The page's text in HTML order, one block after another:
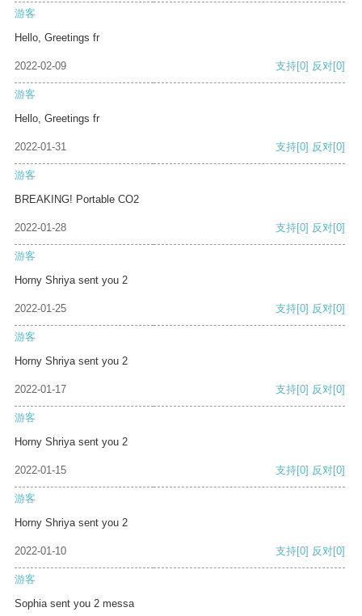
游客
Hello, Greetings fr
2022-02-09 支持[0] 反对[0]
游客
Hello, Greetings fr
2022-01-31 支持[0] 反对[0]
游客
BREAKING! Portable CO2
2022-01-28 支持[0] 反对[0]
游客
Horny Shriya sent you 2
2022-01-25 支持[0] 反对[0]
游客
Horny Shriya sent you 2
2022-01-17 支持[0] 反对[0]
游客
Horny Shriya sent you 2
2022-01-15 支持[0] 反对[0]
游客
Horny Shriya sent you 2
2022-01-10 支持[0] 反对[0]
游客
Sophia sent you 2 messa